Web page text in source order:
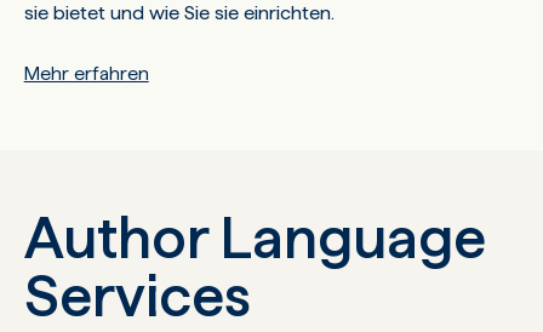
sie bietet und wie Sie sie einrichten.
Mehr erfahren
Author Language
Services